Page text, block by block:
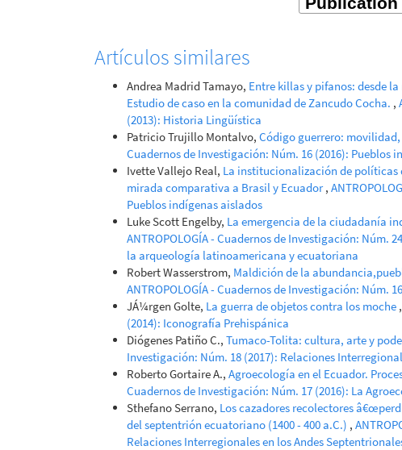
Artículos similares
Andrea Madrid Tamayo, Entre killas y pifanos: desde
Estudio de caso en la comunidad de Zancudo Cocha. ,
(2013): Historia Lingüística
Patricio Trujillo Montalvo, Código guerrero:
Cuadernos de Investigación: Núm. 16 (2016): Pueblos
Ivette Vallejo Real, La institucionalización de políticas
mirada comparativa a Brasil y Ecuador,
Pueblos indígenas aislados
Luke Scott Engelby, La emergencia de la ciudadanía
ANTROPOLOGÍA - Cuadernos de Investigación: Núm.
la arqueología latinoamericana y ecuatoriana
Robert Wasserstrom, Maldición de la
ANTROPOLOGÍA - Cuadernos de Investigación: Núm.
JÁ¼rgen Golte, La guerra de objetos contra los moche ,
(2014): Iconografía Prehispánica
Diógenes Patiño C., Tumaco-Tolita: cultura, arte y
Investigación: Núm. 18 (2017): Relaciones
Roberto Gortaire A., Agroecología en el Ecuador.
Cuadernos de Investigación: Núm. 17 (2016): La
Sthefano Serrano, Los cazadores recolectores
del septentrión ecuatoriano (1400 - 400 a.C.) ,
Relaciones Interregionales en los Andes